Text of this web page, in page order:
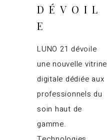
DÉVOIL
E
LUNO 21 dévoile
une nouvelle vitrine
digitale dédiée aux
professionnels du
soin haut de
gamme.